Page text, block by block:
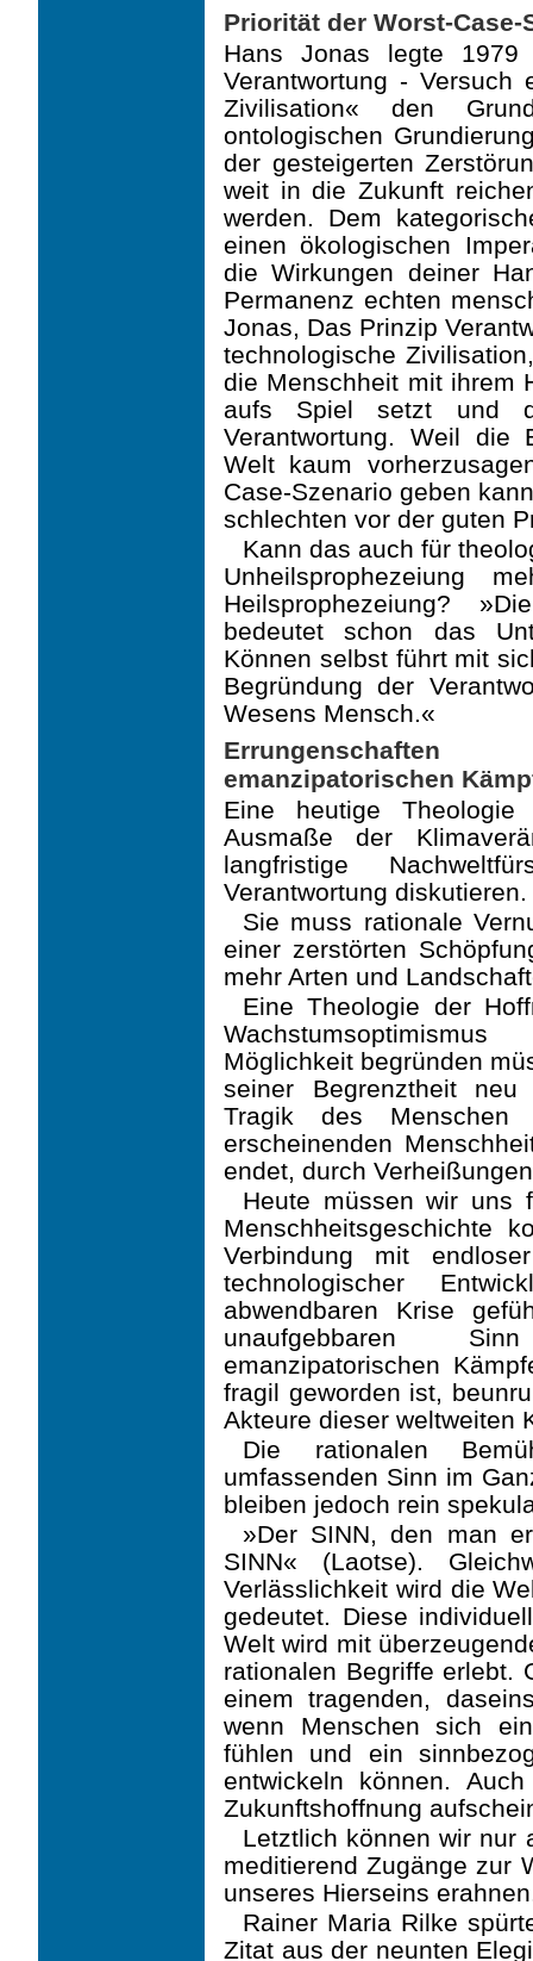
Priorität der Worst-Case-
Hans Jonas legte
Verantwortung - Versuch
Zivilisation« den
ontologischen
der gesteigerten
weit in die Zukunft
werden. Dem
einen ökologischen
die Wirkungen deiner
Permanenz echten
Jonas, Das Prinzip
technologische
die Menschheit mit ihrem
aufs Spiel setzt und
Verantwortung. Weil die
Welt kaum
Case-Szenario geben
schlechten vor der guten
Kann das auch für
Unheilsprophezeiung
Heilsprophezeiung?
bedeutet schon das
Können selbst führt mit
Begründung der
Wesens Mensch.«
emanzipatorischen
Eine heutige
Ausmaße der
langfristige
Verantwortung diskutie­ren.
Sie muss rationale
einer zerstörten
mehr Arten und
Eine Theologie der
Möglichkeit begründen
seiner Be­grenztheit
Tragik des
erscheinenden
endet, durch
Heute müssen wir uns
Menschheitsgeschichte
Verbindung mit
technologi­scher
abwendbaren Krise
unaufgebbaren
emanzipatorischen
fragil geworden ist,
Akteure dieser welt­weiten
Die rationalen
umfassenden Sinn im
bleiben jedoch rein
»Der SINN, den man
SINN« (Laotse).
Verlässlichkeit wird die
gedeutet. Diese
Welt wird mit
rationalen Begriffe erlebt.
einem tragenden,
wenn Menschen sich
fühlen und ein
entwickeln kön­nen.
Zukunftshoffnung
Letztlich können wir nur
meditierend Zugänge zur
unseres Hierseins
Rainer Maria Rilke
Zitat aus der neunten